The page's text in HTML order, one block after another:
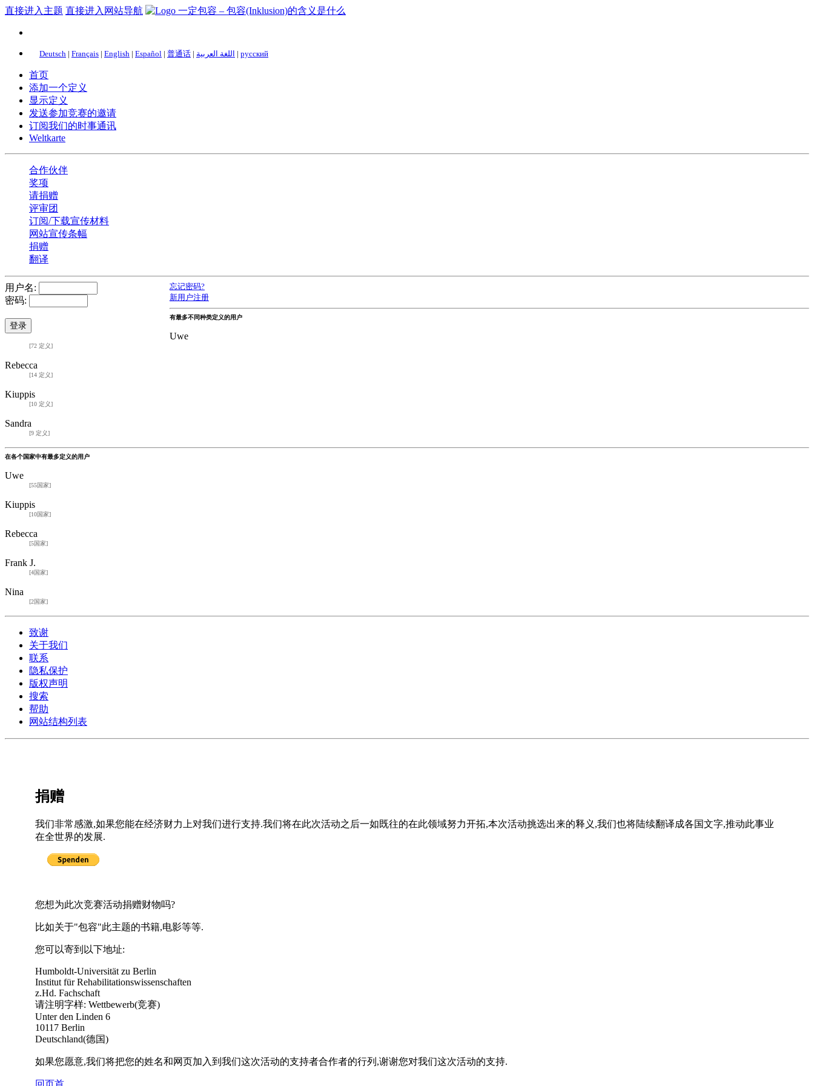
直接进入主题 直接进入网站导航
Deutsch | Français | English | Español | 普通话 | اللغة العربية | русский
首页
添加一个定义
显示定义
发送参加竞赛的邀请
订阅我们的时事通讯
Weltkarte
合作伙伴
奖项
请捐赠
评审团
订阅/下载宣传材料
网站宣传条幅
捐赠
翻译
用户名:
密码:
忘记密码?
新用户注册
有最多不同种类定义的用户
Uwe
[72 定义]
Rebecca
[14 定义]
Kiuppis
[10 定义]
Sandra
[9 定义]
在各个国家中有最多定义的用户
Uwe
[55国家]
Kiuppis
[10国家]
Rebecca
[5国家]
Frank J.
[4国家]
Nina
[2国家]
致谢
关于我们
联系
隐私保护
版权声明
搜索
帮助
网站结构列表
捐赠
我们非常感激,如果您能在经济财力上对我们进行支持.我们将在此次活动之后一如既往的在此领域努力开拓,本次活动挑选出来的释义,我们也将陆续翻译成各国文字,推动此事业
在全世界的发展.
您想为此次竞赛活动捐赠财物吗?
比如关于"包容"此主题的书籍,电影等等.
您可以寄到以下地址:
Humboldt-Universität zu Berlin
Institut für Rehabilitationswissenschaften
z.Hd. Fachschaft
请注明字样: Wettbewerb(竞赛)
Unter den Linden 6
10117 Berlin
Deutschland(德国)
如果您愿意,我们将把您的姓名和网页加入到我们这次活动的支持者合作者的行列,谢谢您对我们这次活动的支持.
回页首